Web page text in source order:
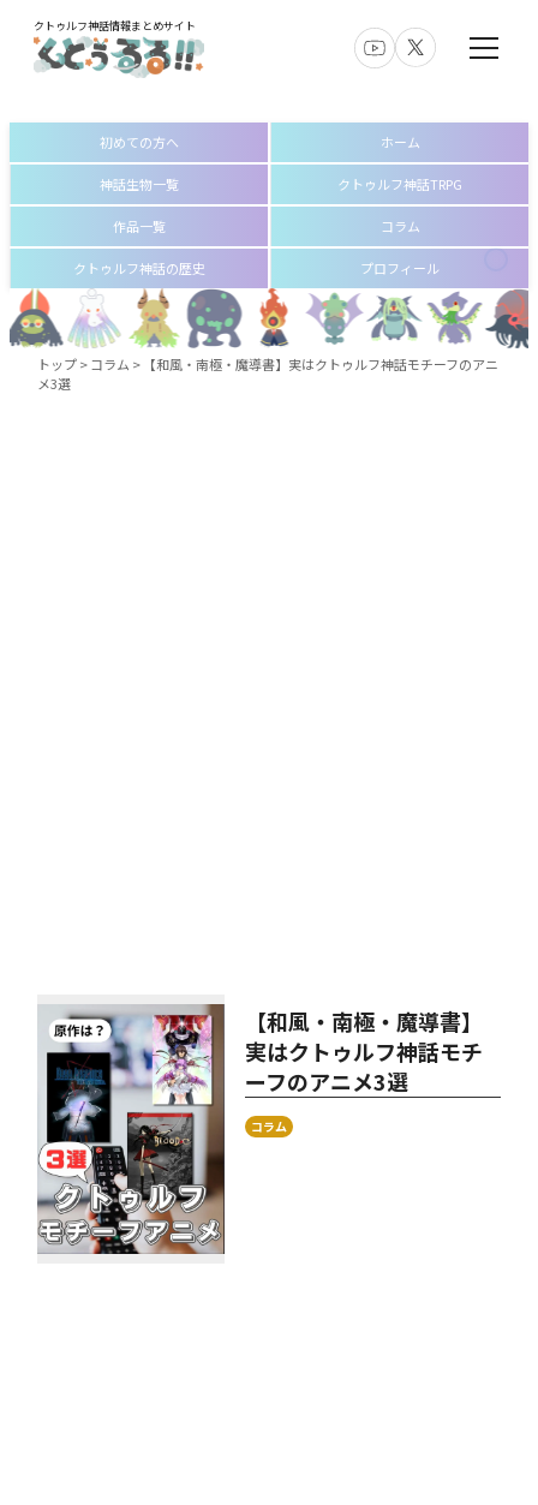
クトゥルフ神話情報まとめサイト
初めての方へ ホーム
神話生物一覧 クトゥルフ神話TRPG
作品一覧 コラム
クトゥルフ神話の歴史 プロフィール
トップ>コラム > 【和風・南極・魔導書】実はクトゥルフ神話モチーフのアニ
メ3選
【和風・南極・魔導書】
実はクトゥルフ神話モチ
ーフのアニメ3選
コラム